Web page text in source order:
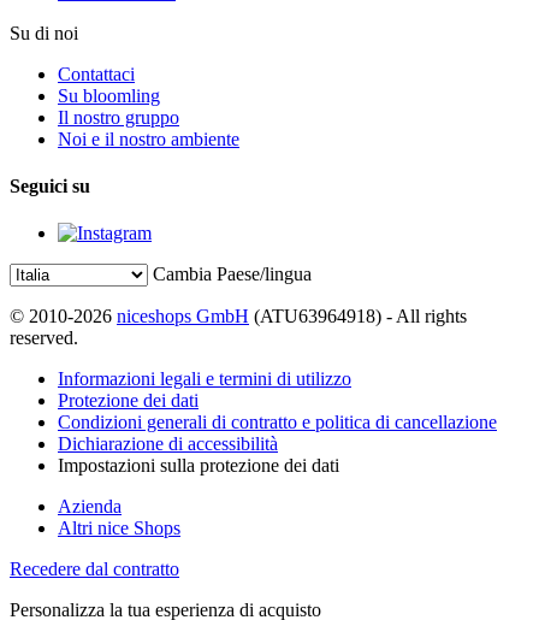
Su di noi
Contattaci
Su bloomling
Il nostro gruppo
Noi e il nostro ambiente
Seguici su
Cambia Paese/lingua
© 2010-2026 niceshops GmbH (ATU63964918) - All rights
reserved.
Informazioni legali e termini di utilizzo
Protezione dei dati
Condizioni generali di contratto e politica di cancellazione
Dichiarazione di accessibilità
Impostazioni sulla protezione dei dati
Azienda
Altri nice Shops
Recedere dal contratto
Personalizza la tua esperienza di acquisto